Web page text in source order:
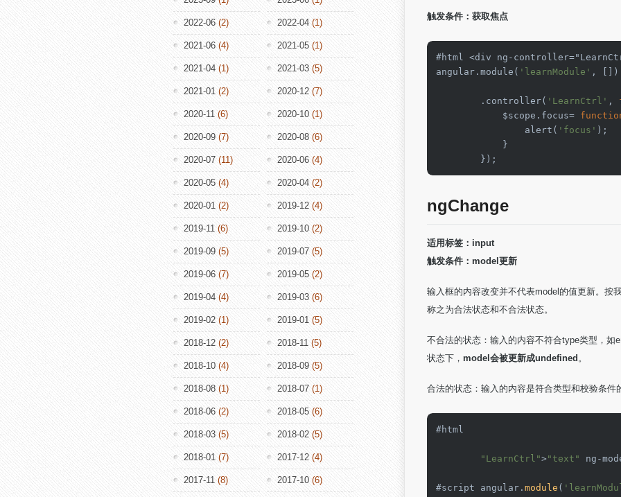
触发条件：获取焦点
#html <div ng - controller=
angular.module( 'learnModule' , [])
        .controller(
'LearnCtrl' ,
            $scope.focus
=
                alert(
'focus' );
            }
        });
ngChange
适用标签：input
触发条件：model更新
输入框的内容改变并不代表model的值更新。按
称之为合法状态和不合法状态。
不合法的状态：输入的内容不符合type类型，如
状态下， model会被更新成undefined 。
合法的状态：输入的内容是符合类型和校验条件
#html
"LearnCtrl"> "text" ng-
#script angular. module (
2022-06 (2) 2022-04 (1)
2021-06 (4) 2021-05 (1)
2021-04 (1) 2021-03 (5)
2021-01 (2) 2020-12 (7)
2020-11 (6) 2020-10 (1)
2020-09 (7) 2020-08 (6)
2020-07 (11) 2020-06 (4)
2020-05 (4) 2020-04 (2)
2020-01 (2) 2019-12 (4)
2019-11 (6) 2019-10 (2)
2019-09 (5) 2019-07 (5)
2019-06 (7) 2019-05 (2)
2019-04 (4) 2019-03 (6)
2019-02 (1) 2019-01 (5)
2018-12 (2) 2018-11 (5)
2018-10 (4) 2018-09 (5)
2018-08 (1) 2018-07 (1)
2018-06 (2) 2018-05 (6)
2018-03 (5) 2018-02 (5)
2018-01 (7) 2017-12 (4)
2017-11 (8) 2017-10 (6)